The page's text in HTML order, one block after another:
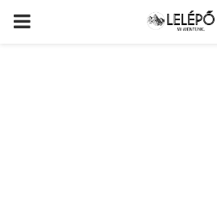
PRIMARY